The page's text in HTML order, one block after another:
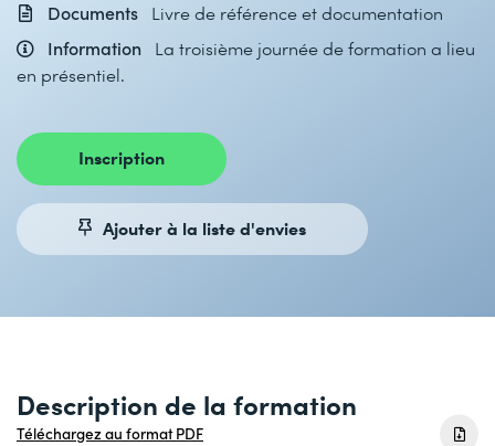
Documents
Livre de référence et documentation
Information
La troisième journée de formation a lieu
en présentiel.
Inscription
Ajouter à la liste d'envies
Description de la formation
Téléchargez au format PDF